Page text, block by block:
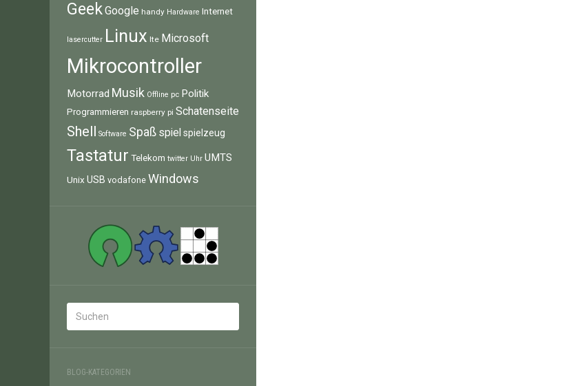
GeekGoogle handy Hardware Internet
lasercutter Linux lte Microsoft
Mikrocontroller
Motorrad Musik Offline pc Politik
Programmieren raspberry pi Schatenseite
Shell Software Spaß spiel spielzeug
Tastatur Telekom twitter Uhr UMTS
Unix USB vodafone Windows
BLOG-KATEGORIEN